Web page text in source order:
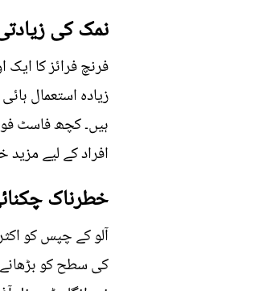
نمک کی
فرنچ فرائز کا
زیادہ استعمال
افراد کے لیے مزید
خطرناک